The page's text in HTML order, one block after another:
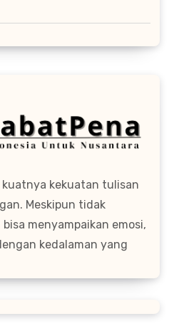
kuatnya kekuatan tulisan
Meskipun tidak
menyampaikan emosi,
kedalaman yang